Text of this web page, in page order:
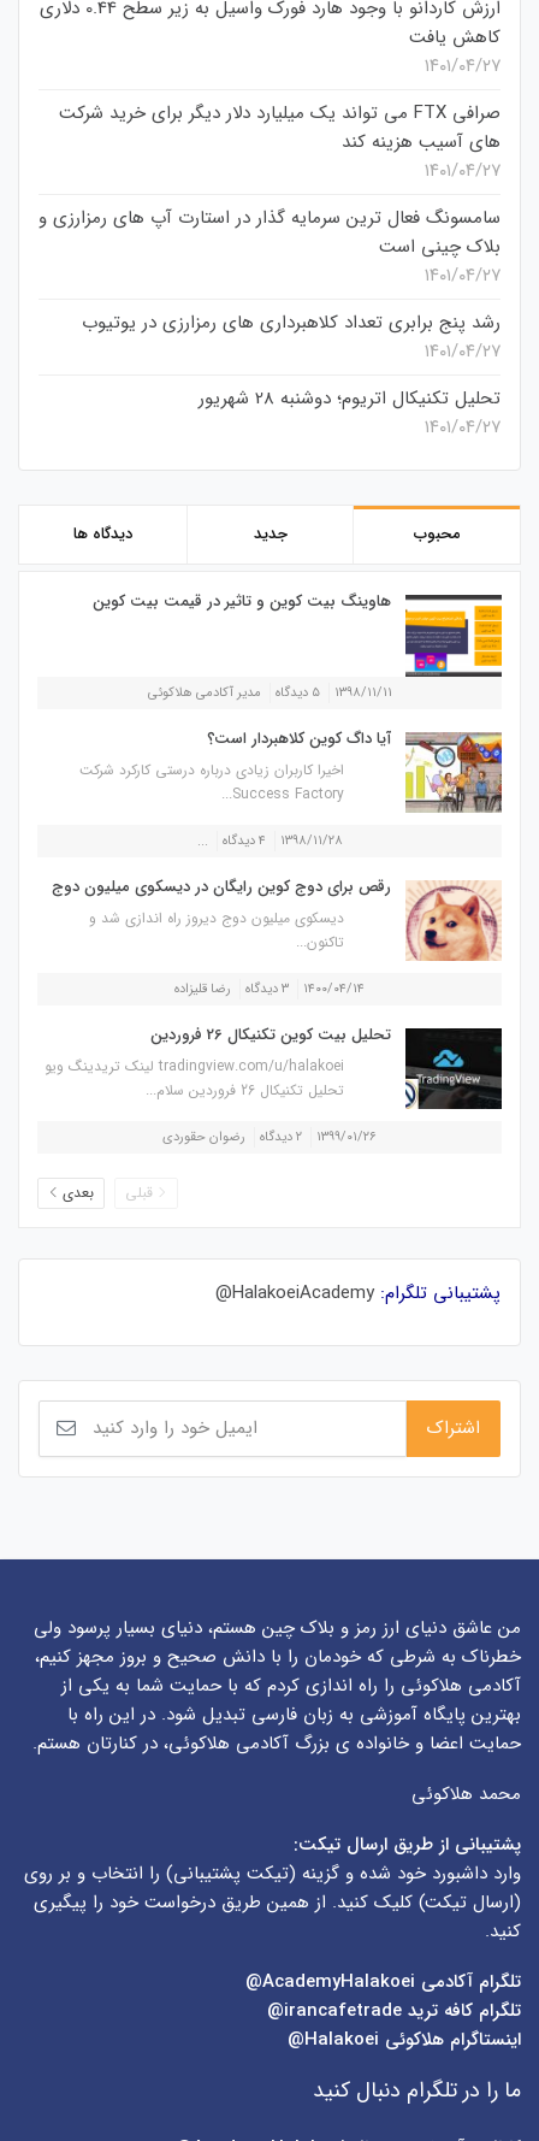
ارزش کاردانو با وجود هارد فورک واسیل به زیر سطح 0.44 دلاری
کاهش یافت
۱۴۰۱/۰۴/۲۷
صرافی FTX می تواند یک میلیارد دلار دیگر برای خرید شرکت
های آسیب هزینه کند
۱۴۰۱/۰۴/۲۷
سامسونگ فعال‌ ترین سرمایه‌ گذار در استارت‌ آپ‌ های رمزارزی و
بلاک چینی است
۱۴۰۱/۰۴/۲۷
رشد پنج برابری تعداد کلاهبرداری های رمزارزی در یوتیوب
۱۴۰۱/۰۴/۲۷
تحلیل تکنیکال اتریوم؛ دوشنبه 28 شهریور
۱۴۰۱/۰۴/۲۷
محبوب جدید دیدگاه ها
هاوینگ بیت کوین و تاثیر در قیمت بیت کوین
۱۳۹۸/۱۱/۱۱ ۵ دیدگاه مدیر آکادمی هلاکوئی
آیا داگ کوین کلاهبردار است؟
اخیرا کاربران زیادی درباره درستی کارکرد شرکت
Success Factory...
۱۳۹۸/۱۱/۲۸ ۴ دیدگاه ...
رقص برای دوج کوین رایگان در دیسکوی میلیون دوج
دیسکوی میلیون دوج دیروز راه اندازی شد و
تاکنون...
۱۴۰۰/۰۴/۱۴ ۳ دیدگاه رضا قلیزاده
تحلیل بیت کوین تکنیکال 26 فروردین
tradingview.com/u/halakoei لینک تریدینگ ویو
تحلیل تکنیکال 26 فروردین سلام...
۱۳۹۹/۰۱/۲۶ ۲ دیدگاه رضوان حقوردی
قبلی بعدی
پشتیبانی تلگرام: HalakoeiAcademy@
من عاشق دنیای ارز رمز و بلاک چین هستم، دنیای بسیار پرسود ولی
خطرناک به شرطی که خودمان را با دانش صحیح و بروز مجهز کنیم،
آکادمی هلاکوئی را راه اندازی کردم که با حمایت شما به یکی از
بهترین پایگاه آموزشی به زبان فارسی تبدیل شود. در این راه با
حمایت اعضا و خانواده ی بزرگ آکادمی هلاکوئی، در کنارتان هستم.
محمد هلاکوئی
پشتیبانی از طریق ارسال تیکت:
وارد داشبورد خود شده و گزینه (تیکت پشتیبانی) را انتخاب و بر روی
(ارسال تیکت) کلیک کنید. از همین طریق درخواست خود را پیگیری
کنید.
تلگرام آکادمی
تلگرام کافه ترید irancafetrade@
اینستاگرام هلاکوئی Halakoei@
ما را در تلگرام دنبال کنید